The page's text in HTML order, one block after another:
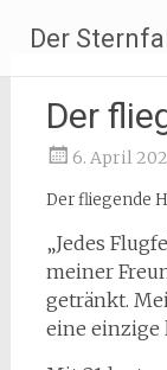
Inhalt
springen
Der
Der
6. April
Der fliegende
„Jedes
meiner
getränkt.
eine einzige